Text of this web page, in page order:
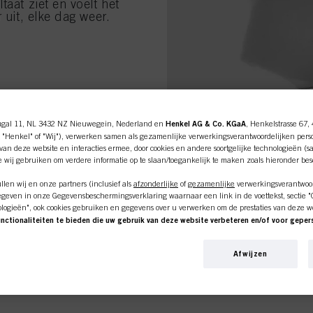
ziet en voelt het
elke dag weer.
DE
Q10+is het zeer
voorkomt. Het is
stimulering van de
de twee Keratines die
shop is exclusief voor
11, NL 3432 NZ Nieuwegein, Nederland en Henkel AG & Co. KGaA , Henkelstrasse
of "Wij"), verwerken samen als gezamenlijke verwerkingsverantwoordelijken
deze website en interacties ermee, door cookies en andere soortgelijke technologieën
wij gebruiken om verdere informatie op te slaan/toegankelijk te maken zoals hieronder
wij en onze partners (inclusief als afzonderlijke ofgezamenlijke
in onze Gegevensbeschermingsverklaring waarnaar een link in de voettekst, sectie
ook cookies gebruiken en gegevens over u verwerken om de prestaties van deze
te bieden die uw gebruik van deze website verbeteren en/of voor
u aanmaken die verrijkt kunnen worden met gegevens die van derden en andere
Afwijzen